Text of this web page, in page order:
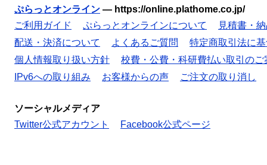
ぷらっとオンライン — https://online.plathome.co.jp/
ご利用ガイド
ぷらっとオンラインについて
見積書・
配送・決済について
よくあるご質問
特定商取引法に
個人情報取り扱い方針
校費・公費・科研費払い取引のご
IPv6への取り組み
お客様からの声 ご注文の取り消し
ソーシャルメディア
Twitter公式アカウント
Facebook公式ページ